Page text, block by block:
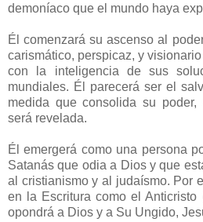
demoníaco que el mundo haya
Él comenzará su ascenso al
carismático, perspicaz, y
con la inteligencia de sus
mundiales. Él parecerá ser el
medida que consolida su poder,
será revelada.
Él emergerá como una persona
Satanás que odia a Dios y que
al cristianismo y al judaísmo. Por
en la Escritura como el
opondrá a Dios y a Su Ungido,